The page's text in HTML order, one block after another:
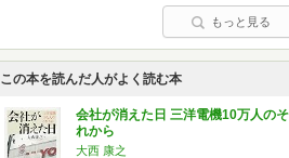
もっと見る
この本を読んだ人がよく読む本
会社が消えた日 三洋電機10万人のそ
れから
大西 康之